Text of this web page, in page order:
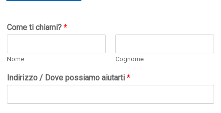
Come ti chiami?*
Nome Cognome
Indirizzo / Dove possiamo aiutarti*